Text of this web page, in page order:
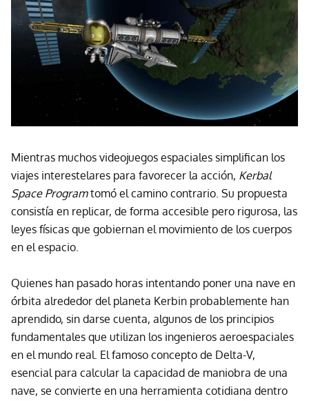
Mientras muchos videojuegos espaciales simplifican los
viajes interestelares para favorecer la acción, Kerbal
Space Programtomó el camino contrario. Su propuesta
consistía en replicar, de forma accesible pero rigurosa, las
leyes físicas que gobiernan el movimiento de los cuerpos
en el espacio.
Quienes han pasado horas intentando poner una nave en
órbita alrededor del planeta Kerbin probablemente han
aprendido, sin darse cuenta, algunos de los principios
fundamentales que utilizan los ingenieros aeroespaciales
en el mundo real. El famoso concepto de Delta-V,
esencial para calcular la capacidad de maniobra de una
nave, se convierte en una herramienta cotidiana dentro